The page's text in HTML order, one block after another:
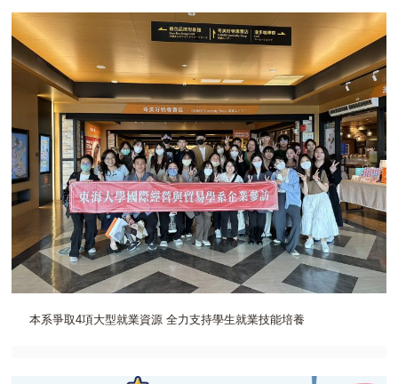
本系爭取4項大型就業資源 全力支持學生就業技能培養